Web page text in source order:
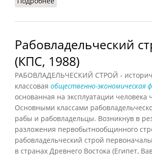
Рабовладельческий
(КПС, 1988)
РАБОВЛАДЕЛЬЧЕСКИЙ СТРОЙ -
классовая общественно-экономическая
основанная на эксплуатации человека
Основными классами
рабы и рабовладельцы. Возникнув в
разложения первобытнообщинного
рабовладельческий строй
в странах Древнего Востока (Египет,